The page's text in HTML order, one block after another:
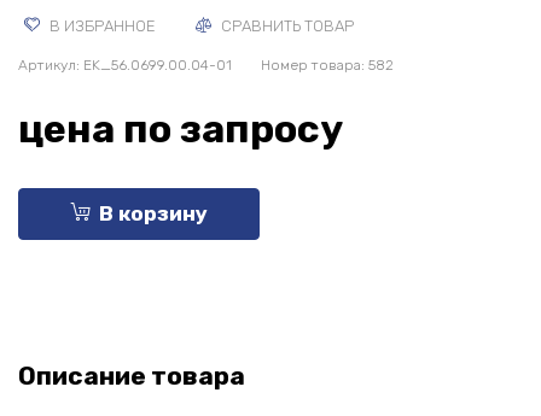
В ИЗБРАННОЕ СРАВНИТЬ ТОВАР
Артикул: EK_56.0699.00.04-01 Номер товара: 582
цена по запросу
В корзину
Описание товара